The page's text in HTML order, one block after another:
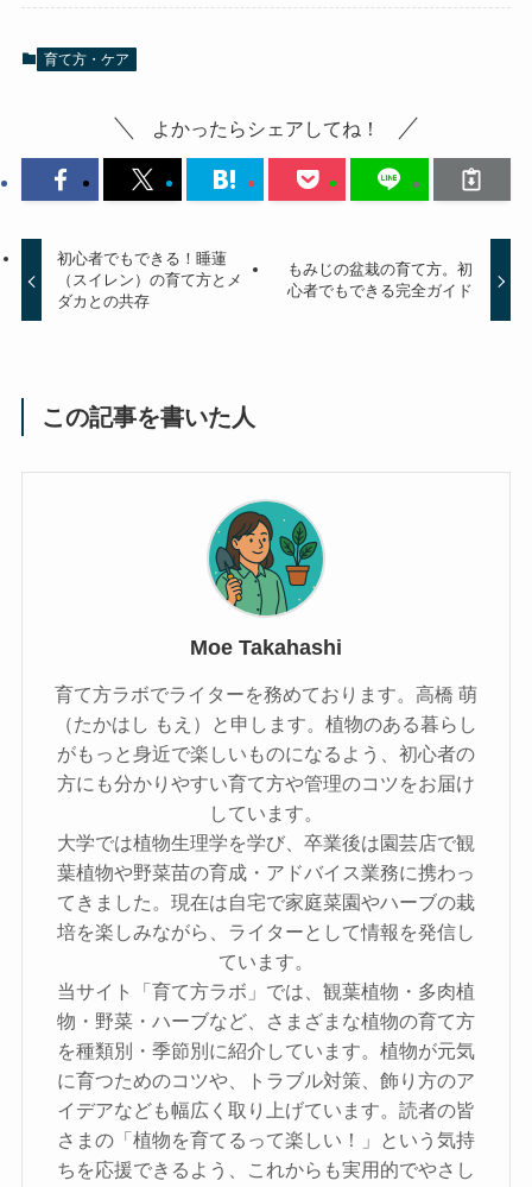
育て方・ケア
よかったらシェアしてね！
初心者でもできる！睡蓮
（スイレン）の育て方とメ
ダカとの共存
もみじの盆栽の育て方。初
心者でもできる完全ガイド
この記事を書いた人
Moe Takahashi
育て方ラボでライターを務めております。高橋 萌
（たかはし もえ）と申します。植物のある暮らし
がもっと身近で楽しいものになるよう、初心者の
方にも分かりやすい育て方や管理のコツをお届け
しています。
大学では植物生理学を学び、卒業後は園芸店で観
葉植物や野菜苗の育成・アドバイス業務に携わっ
てきました。現在は自宅で家庭菜園やハーブの栽
培を楽しみながら、ライターとして情報を発信し
ています。
当サイト「育て方ラボ」では、観葉植物・多肉植
物・野菜・ハーブなど、さまざまな植物の育て方
を種類別・季節別に紹介しています。植物が元気
に育つためのコツや、トラブル対策、飾り方のア
イデアなども幅広く取り上げています。読者の皆
さまの「植物を育てるって楽しい！」という気持
ちを応援できるよう、これからも実用的でやさし